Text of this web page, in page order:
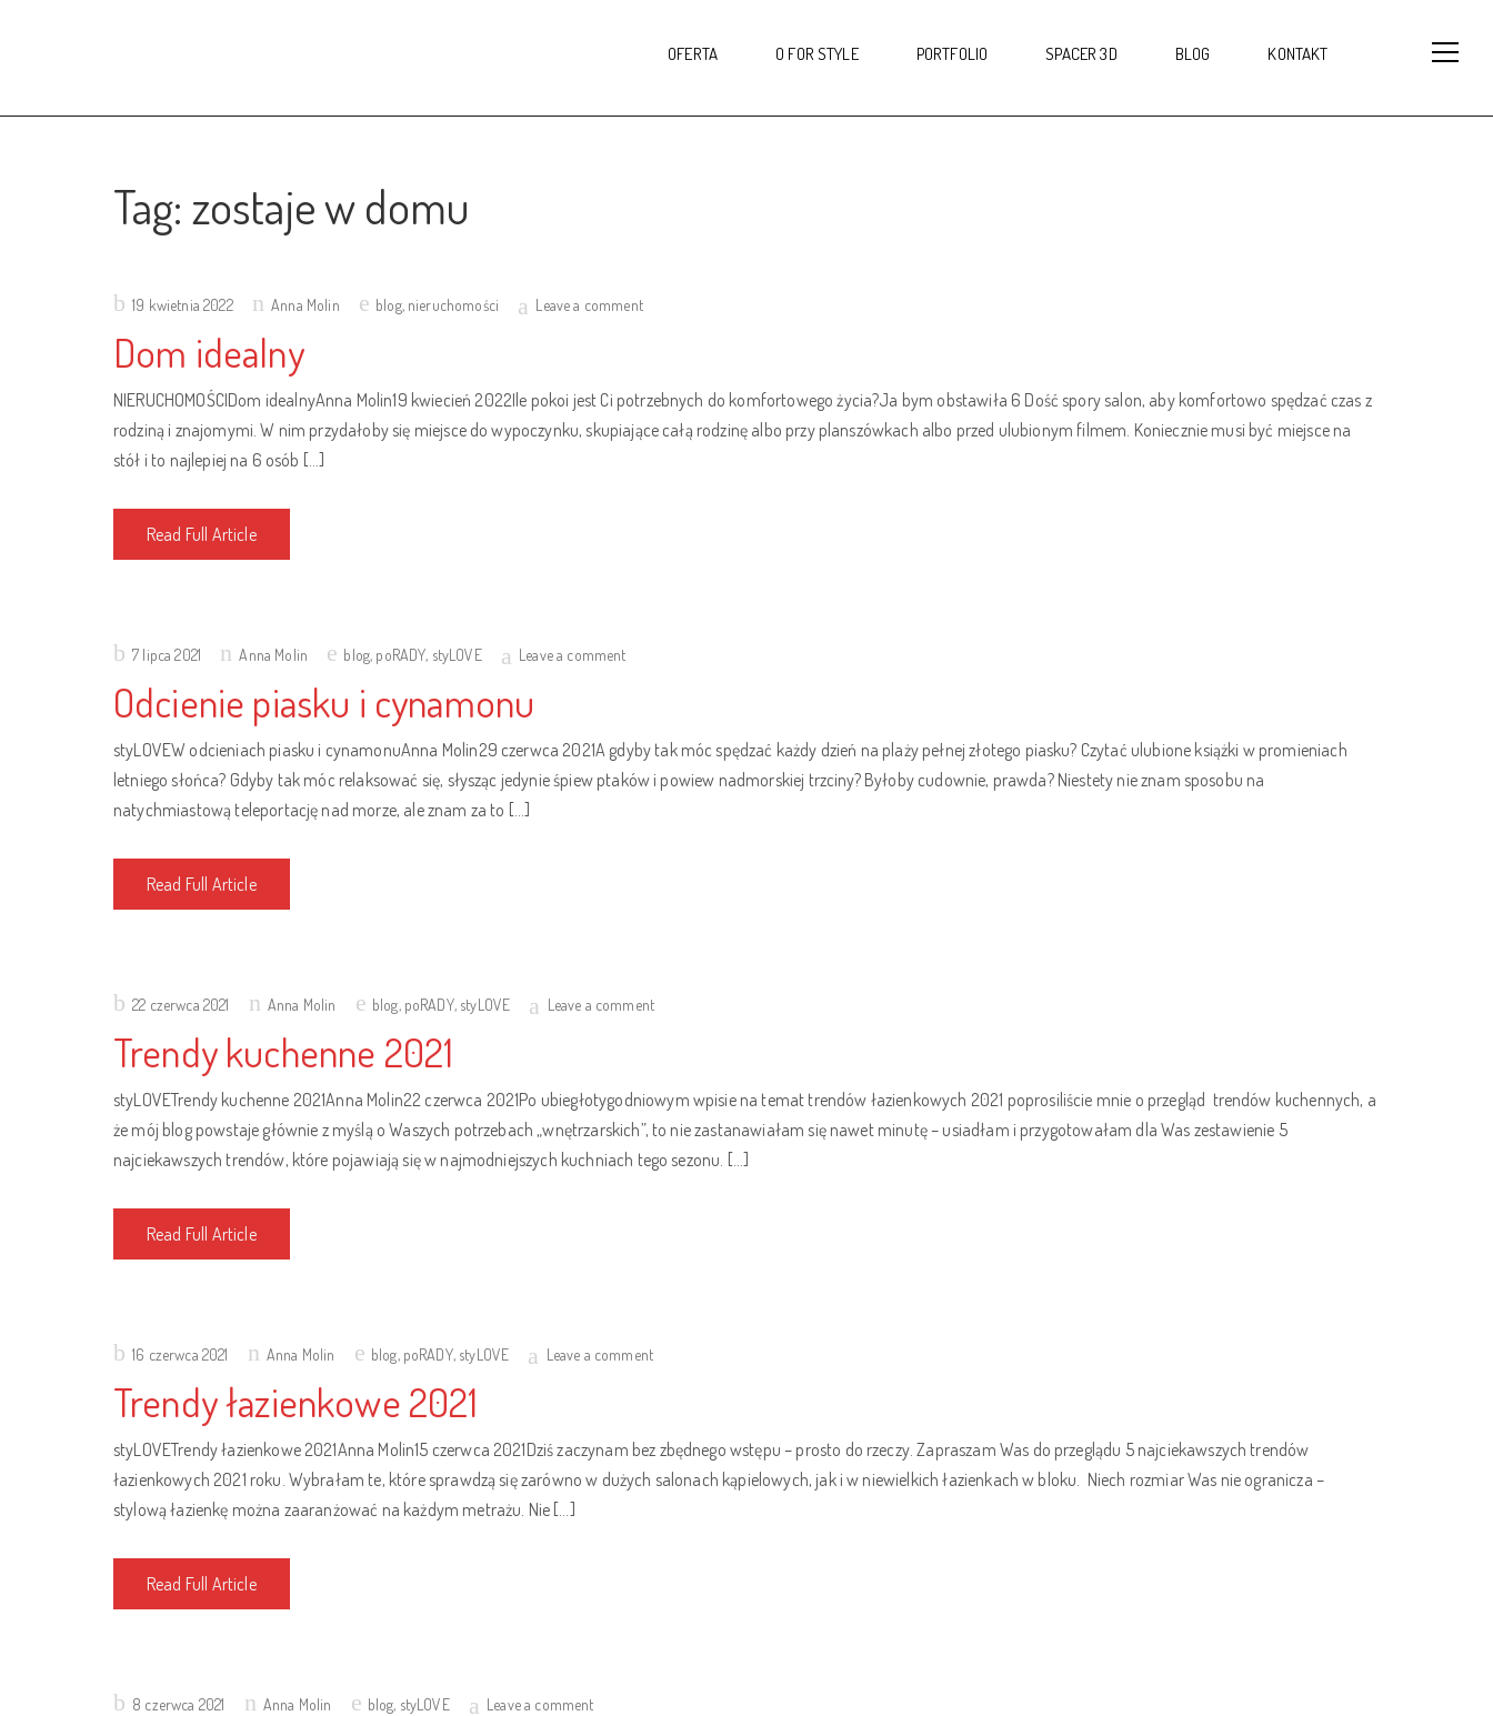
OFERTA O FOR STYLE PORTFOLIO SPACER 3D BLOG KONTAKT
Tag: zostaje w domu
Posted19 kwietnia 2022 Anna Molin blog, nieruchomości Leave a comment
Dom idealny
NIERUCHOMOŚCIDom idealnyAnna Molin19 kwiecień 2022Ile pokoi jest Ci potrzebnych do komfortowego życia?Ja bym obstawiła 6 Dość spory salon, aby komfortowo spędzać czas z
rodziną i znajomymi. W nim przydałoby się miejsce do wypoczynku, skupiające całą rodzinę albo przy planszówkach albo przed ulubionym filmem. Koniecznie musi być miejsce na
stół i to najlepiej na 6 osób […]
Read Full Article
Posted7 lipca 2021 Anna Molin blog, poRADY, styLOVE Leave a comment
Odcienie piasku i cynamonu
styLOVEW odcieniach piasku i cynamonuAnna Molin29 czerwca 2021A gdyby tak móc spędzać każdy dzień na plaży pełnej złotego piasku? Czytać ulubione książki w promieniach
letniego słońca? Gdyby tak móc relaksować się, słysząc jedynie śpiew ptaków i powiew nadmorskiej trzciny? Byłoby cudownie, prawda? Niestety nie znam sposobu na
natychmiastową teleportację nad morze, ale znam za to […]
Read Full Article
Posted22 czerwca 2021 Anna Molin blog, poRADY, styLOVE Leave a comment
Trendy kuchenne 2021
styLOVETrendy kuchenne 2021Anna Molin22 czerwca 2021Po ubiegłotygodniowym wpisie na temat trendów łazienkowych 2021 poprosiliście mnie o przegląd trendów kuchennych, a
że mój blog powstaje głównie z myślą o Waszych potrzebach „wnętrzarskich”, to nie zastanawiałam się nawet minutę – usiadłam i przygotowałam dla Was zestawienie 5
najciekawszych trendów, które pojawiają się w najmodniejszych kuchniach tego sezonu. […]
Read Full Article
Posted16 czerwca 2021 Anna Molin blog, poRADY, styLOVE Leave a comment
Trendy łazienkowe 2021
styLOVETrendy łazienkowe 2021Anna Molin15 czerwca 2021Dziś zaczynam bez zbędnego wstępu – prosto do rzeczy. Zapraszam Was do przeglądu 5 najciekawszych trendów
łazienkowych 2021 roku. Wybrałam te, które sprawdzą się zarówno w dużych salonach kąpielowych, jak i w niewielkich łazienkach w bloku. Niech rozmiar Was nie ogranicza –
stylową łazienkę można zaaranżować na każdym metrażu. Nie […]
Read Full Article
Posted8 czerwca 2021 Anna Molin blog, styLOVE Leave a comment